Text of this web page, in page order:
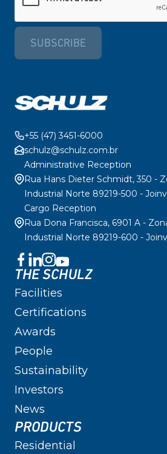
SUBSCRIBE
+55 (47) 3451-6000
schulz@schulz.com.br
Administrative Reception
Rua Hans Dieter Schmidt, 350 -
Industrial Norte 89219-500 -
Cargo Reception
Rua Dona Francisca, 6901 A -
Industrial Norte 89219-600 -
THE SCHULZ
Facilities
Certifications
Awards
People
Sustainability
Investors
News
PRODUCTS
Residential